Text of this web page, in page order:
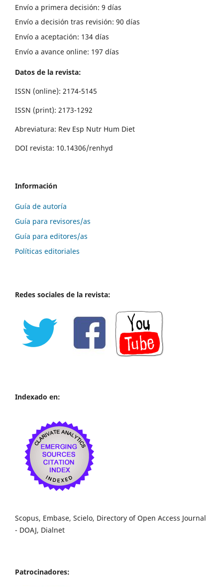
Envío a primera decisión: 9 días
Envío a decisión tras revisión: 90 días
Envío a aceptación: 134 días
Envío a avance online: 197 días
Datos de la revista:
ISSN (online): 2174-5145
ISSN (print): 2173-1292
Abreviatura: Rev Esp Nutr Hum Diet
DOI revista: 10.14306/renhyd
Información
Guía de autoría
Guía para revisores/as
Guía para editores/as
Políticas editoriales
Redes sociales de la revista:
Indexado en:
Scopus, Embase, Scielo, Directory of Open Access Journal
- DOAJ, Dialnet
Patrocinadores: